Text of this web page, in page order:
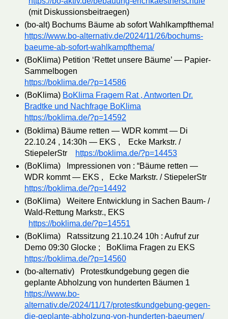
(mit Diskussionsbeitraegen)
(bo-alt) Bochums Bäume ab sofort Wahlkampfthema!
https://www.bo-alternativ.de/2024/11/26/bochums-
baeume-ab-sofort-wahlkampfthema/
(BoKlima) Petition ‘Rettet unsere Bäume’ — Papier-
Sammelbogen
https://boklima.de/?p=14586
(BoKlima) BoKlima Fragem Rat , Antworten Dr.
Bradtke und Nachfrage BoKlima
https://boklima.de/?p=14592
(Boklima) Bäume retten — WDR kommt — Di
22.10.24 , 14:30h — EKS , Ecke Markstr. /
StiepelerStr
https://boklima.de/?p=14453
(BoKlima) Impressionen von : “Bäume retten —
WDR kommt — EKS , Ecke Markstr. / StiepelerStr
https://boklima.de/?p=14492
(BoKlima) Weitere Entwicklung in Sachen Baum- /
Wald-Rettung Markstr., EKS
https://boklima.de/?p=14551
(BoKlima) Ratssitzung 21.10.24 10h : Aufruf zur
Demo 09:30 Glocke ; BoKlima Fragen zu EKS
https://boklima.de/?p=14560
(bo-alternativ) Protestkundgebung gegen die
geplante Abholzung von hunderten Bäumen 1
https://www.bo-
alternativ.de/2024/11/17/protestkundgebung-gegen-
die-geplante-abholzung-von-hunderten-baeumen/